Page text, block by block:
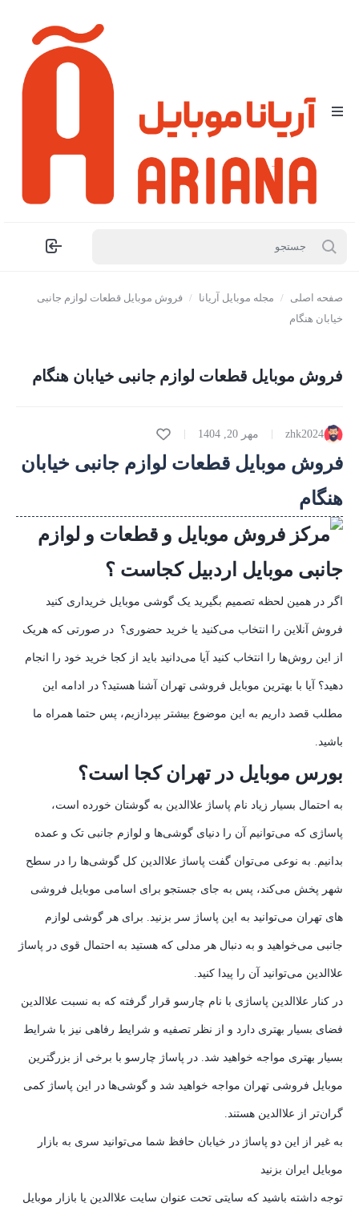
صفحه اصلی / مجله موبایل آریانا / فروش موبایل قطعات لوازم جانبی
خیابان هنگام
فروش موبایل قطعات لوازم جانبی خیابان هنگام
zhk2024 مهر 20, 1404
فروش موبایل قطعات لوازم جانبی خیابان
هنگام
اگر در همین لحظه تصمیم بگیرید یک گوشی موبایل خریداری کنید
فروش آنلاین را انتخاب می‌کنید یا خرید حضوری؟ در صورتی که هریک
از این روش‌ها را انتخاب کنید آیا می‌دانید باید از کجا خرید خود را انجام
دهید؟ آیا با بهترین موبایل فروشی تهران آشنا هستید؟ در ادامه این
مطلب قصد داریم به این موضوع بیشتر بپردازیم، پس حتما همراه ما
باشید.
بورس موبایل در تهران کجا است؟
به احتمال بسیار زیاد نام پاساژ علاالدین به گوشتان خورده است،
پاساژی که می‌توانیم آن را دنیای گوشی‌ها و لوازم جانبی تک و عمده
بدانیم. به نوعی می‌توان گفت پاساژ علاالدین کل گوشی‌ها را در سطح
شهر پخش می‌کند، پس به جای جستجو برای اسامی موبایل فروشی
های تهران می‌توانید به این پاساژ سر بزنید. برای هر گوشی لوازم
جانبی می‌خواهید و به دنبال هر مدلی که هستید به احتمال قوی در پاساژ
علاالدین می‌توانید آن را پیدا کنید.
در کنار علاالدین پاساژی با نام چارسو قرار گرفته که به نسبت علاالدین
فضای بسیار بهتری دارد و از نظر تصفیه و شرایط رفاهی نیز با شرایط
بسیار بهتری مواجه خواهید شد. در پاساژ چارسو با برخی از بزرگترین
موبایل فروشی تهران مواجه خواهید شد و گوشی‌ها در این پاساژ کمی
گران‌تر از علاالدین هستند.
به غیر از این دو پاساژ در خیابان حافظ شما می‌توانید سری به بازار
موبایل ایران بزنید
توجه داشته باشید که سایتی تحت عنوان سایت علاالدین یا بازار موبایل